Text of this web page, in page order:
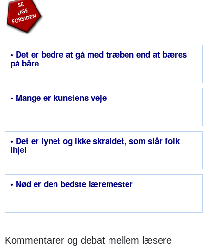
• Det er bedre at gå med træben end at bæres
på båre
• Mange er kunstens veje
• Det er lynet og ikke skraldet, som slår folk
ihjel
• Nød er den bedste læremester
Kommentarer og debat mellem læsere